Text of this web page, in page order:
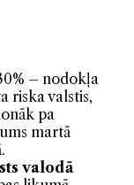
– nodokļa
riska valstis,
pa
martā
valodā